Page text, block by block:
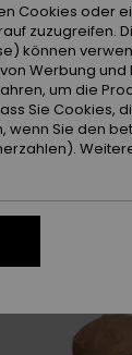
Cookies oder
zuzugreifen.
können
Werbung
um die
Sie
Sie den